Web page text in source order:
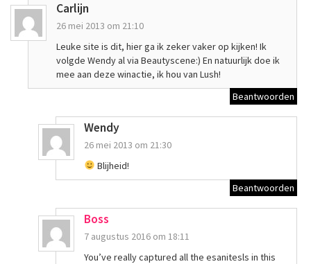
Carlijn
26 mei 2013 om 21:10
Leuke site is dit, hier ga ik zeker vaker op kijken! Ik
volgde Wendy al via Beautyscene:) En natuurlijk doe ik
mee aan deze winactie, ik hou van Lush!
Beantwoorden
Wendy
26 mei 2013 om 21:30
Blijheid!
Beantwoorden
Boss
7 augustus 2016 om 18:11
You’ve really captured all the esanitesls in this